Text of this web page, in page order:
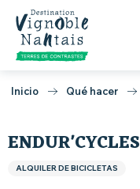
Aller
contenu
principal
Inicio Qué hacer
ENDUR'CYCLES
ALQUILER DE BICICLETAS